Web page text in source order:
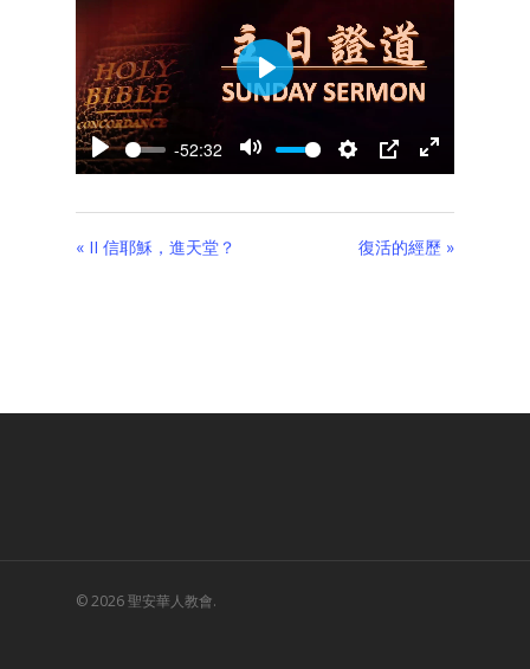
Play
-52:32
Mute
Settings
PIP
Enter
Play
« II 信耶穌，進天堂？ 復活的經歷 »
© 2026 聖安華人教會.